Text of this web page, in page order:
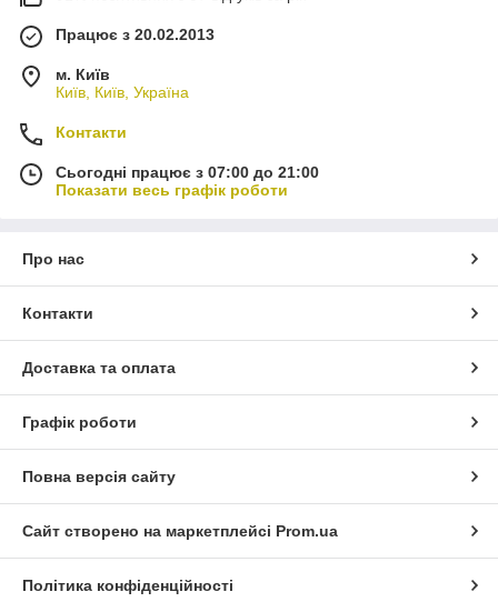
Працює з 20.02.2013
м. Київ
Київ, Київ, Україна
Контакти
Сьогодні працює з 07:00 до 21:00
Показати весь графік роботи
Про нас
Контакти
Доставка та оплата
Графік роботи
Повна версія сайту
Сайт створено на маркетплейсі Prom.ua
Політика конфіденційності